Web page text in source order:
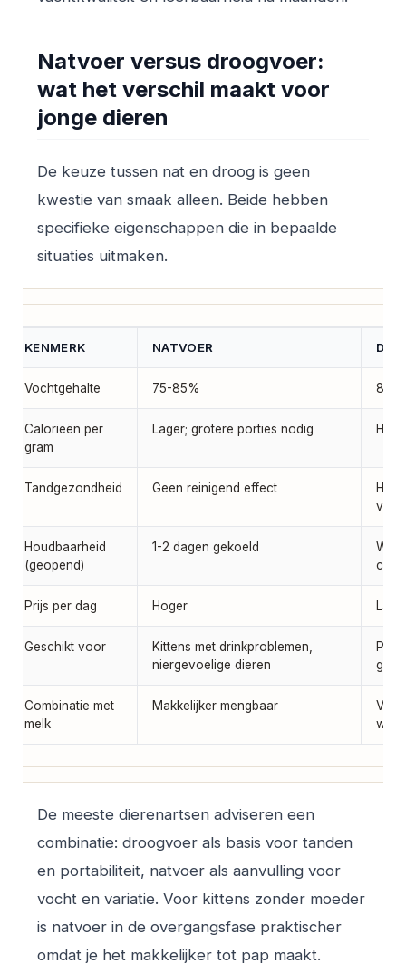
Natvoer versus droogvoer:
wat het verschil maakt voor
jonge dieren
De keuze tussen nat en droog is geen
kwestie van smaak alleen. Beide hebben
specifieke eigenschappen die in bepaalde
situaties uitmaken.
KENMERK NATVOER
Vochtgehalte 75-85% 8-
Calorieën per
gram
Lager; grotere porties nodig
Tandgezondheid Geen reinigend effect
Houdbaarheid
(geopend)
1-2 dagen gekoeld
Prijs per dag Hoger
Geschikt voor
Kittens met drinkproblemen,
niergevoelige dieren
Combinatie met
melk
Makkelijker mengbaar
De meeste dierenartsen adviseren een
combinatie: droogvoer als basis voor tanden
en portabiliteit, natvoer als aanvulling voor
vocht en variatie. Voor kittens zonder moeder
is natvoer in de overgangsfase praktischer
omdat je het makkelijker tot pap maakt.